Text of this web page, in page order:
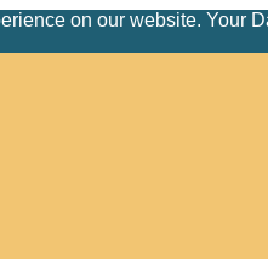
on our website. Your